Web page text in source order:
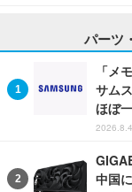
パーツ
「メ
サム
ほぼ
中国